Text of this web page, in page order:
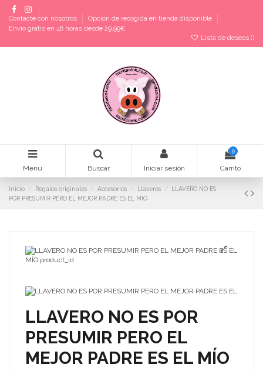
Contacte con nosotros
Opción de recogida en tienda disponible
Envío gratis en 48 horas desde 29,99€
Lista de deseos ()
Menu Buscar Iniciar sesión
0
Carrito
Inicio Regalos originales Accesorios Llaveros
LLAVERO NO ES
POR PRESUMIR PERO EL MEJOR PADRE ES EL MÍO
LLAVERO NO ES POR
PRESUMIR PERO EL
MEJOR PADRE ES EL MÍO